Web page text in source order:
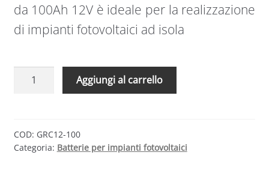
da 100Ah 12V è ideale per la realizzazione
di impianti fotovoltaici ad isola
Batteria
12V
ermetica
Aggiungi al carrello
COD: GRC12-100
Categoria: Batterie per impianti fotovoltaici